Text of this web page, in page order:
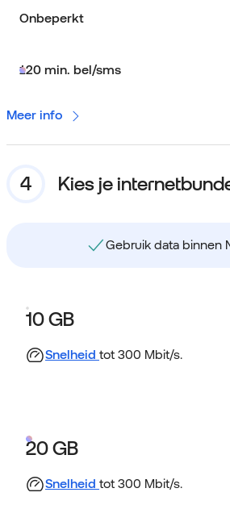
Onbeperkt
120 min. bel/sms
Meer info
Kies je
binnen NL en EU
10 GB
Snelheid tot 300 Mbit/s.
20 GB
Snelheid tot 300 Mbit/s.